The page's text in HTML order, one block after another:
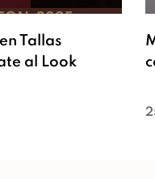
Tallas
al Look